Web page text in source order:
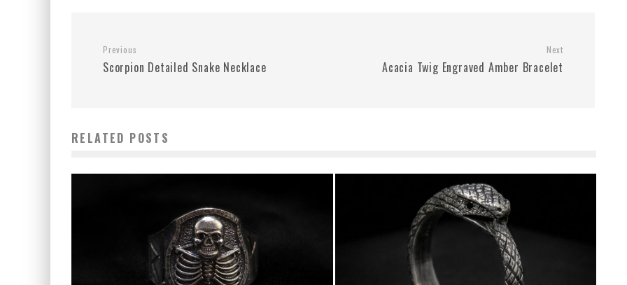
Previous
Scorpion Detailed Snake Necklace
Next
Acacia Twig Engraved Amber Bracelet
RELATED POSTS